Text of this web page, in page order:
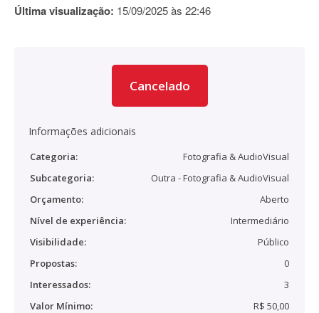
Última visualização: 15/09/2025 às 22:46
Cancelado
Informações adicionais
Categoria:
Fotografia & AudioVisual
Subcategoria:
Outra - Fotografia & AudioVisual
Orçamento:
Aberto
Nível de experiência:
Intermediário
Visibilidade:
Público
Propostas:
0
Interessados:
3
Valor Mínimo:
R$ 50,00